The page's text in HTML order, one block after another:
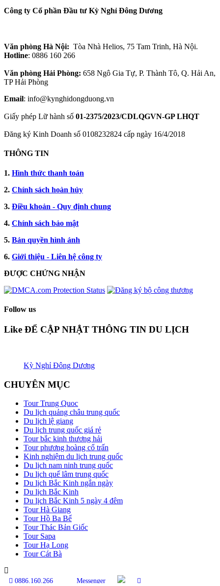
Công ty Cổ phần Đầu tư Kỳ Nghỉ Đông Dương
Văn phòng Hà Nội: Tòa Nhà Helios, 75 Tam Trinh, Hà Nội.
Hotline: 0886 160 266
Văn phòng Hải Phòng: 658 Ngô Gia Tự, P. Thành Tô, Q. Hải An,
TP Hải Phòng
Email: info@kynghidongduong.vn
Giấy phép Lữ hành số 01-2375/2023/CDLQGVN-GP LHQT
Đăng ký Kinh Doanh số 0108232824 cấp ngày 16/4/2018
THÔNG TIN
1. Hình thức thanh toán
2. Chính sách hoàn hủy
3. Điều khoản - Quy định chung
4. Chính sách bảo mật
5. Bản quyền hình ảnh
6. Giới thiệu - Liên hệ công ty
ĐƯỢC CHỨNG NHẬN​
Follow us
Like ĐỂ CẬP NHẬT THÔNG TIN DU LỊCH
Kỳ Nghỉ Đông Dương
CHUYÊN MỤC
Tour Trung Quoc
Du lịch quảng châu trung quốc
Du lịch lệ giang
Du lịch trung quốc giá rẻ
Tour bắc kinh thương hải
Tour phương hoàng cổ trấn
Kinh nghiệm du lịch trung quốc
Du lịch nam ninh trung quốc
Du lịch quế lâm trung quốc
Du lịch Bắc Kinh ngắn ngày
Du lịch Bắc Kinh
Du lịch Bắc Kinh 5 ngày 4 đêm
Tour Hà Giang
Tour Hồ Ba Bể
Tour Thác Bản Giốc
Tour Sapa
Tour Hạ Long
Tour Cát Bà
0886.160.266 Messenger